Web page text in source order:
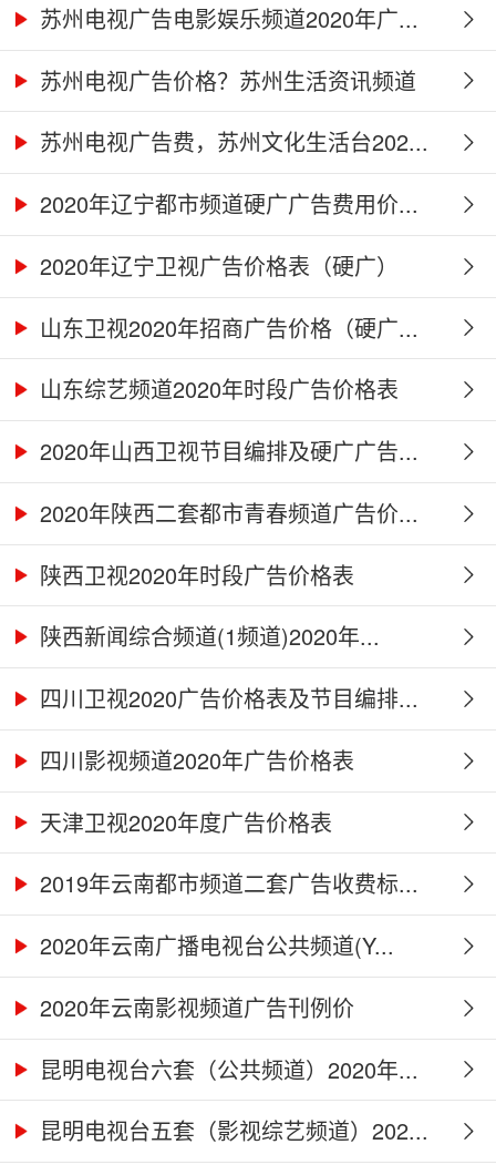
苏州电视广告电影娱乐频道2020年广...
苏州电视广告价格？苏州生活资讯频道
2...苏州电视广告费，苏州文化生活台202...
2020年辽宁都市频道硬广广告费用价...
2020年辽宁卫视广告价格表（硬广）
山东卫视2020年招商广告价格（硬广...
山东综艺频道2020年时段广告价格表
2020年山西卫视节目编排及硬广广告...
2020年陕西二套都市青春频道广告价...
陕西卫视2020年时段广告价格表
陕西新闻综合频道(1频道)2020年...
四川卫视2020广告价格表及节目编排...
四川影视频道2020年广告价格表
天津卫视2020年度广告价格表
2019年云南都市频道二套广告收费标...
2020年云南广播电视台公共频道(Y...
2020年云南影视频道广告刊例价
昆明电视台六套（公共频道）2020年...
昆明电视台五套（影视综艺频道）202...